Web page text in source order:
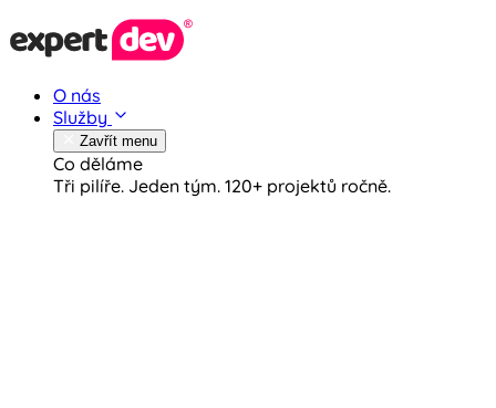
O nás
Služby
Zavřít menu
Co děláme
Tři pilíře. Jeden tým. 120+ projektů ročně.